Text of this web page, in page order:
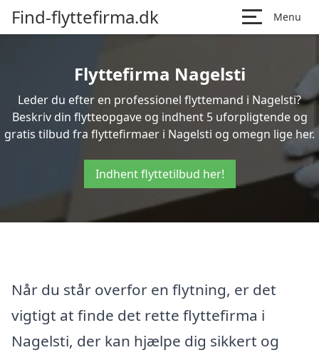
Find-flyttefirma.dk Menu
Flyttefirma Nagelsti
Leder du efter en professionel flyttemand i Nagelsti?
Beskriv din flytteopgave og indhent 5 uforpligtende og
gratis tilbud fra flyttefirmaer i Nagelsti og omegn lige her.
Indhent flyttetilbud her!
Når du står overfor en flytning, er det
vigtigt at finde det rette flyttefirma i
Nagelsti, der kan hjælpe dig sikkert og